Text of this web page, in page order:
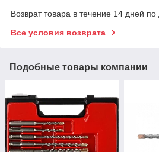
Возврат товара в течение 14 дней по
Все условия возврата
Подобные товары компании